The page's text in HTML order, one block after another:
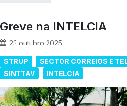
Greve na INTELCIA
23 outubro 2025
STRUP
SECTOR CORREIOS E
SINTTAV
INTELCIA